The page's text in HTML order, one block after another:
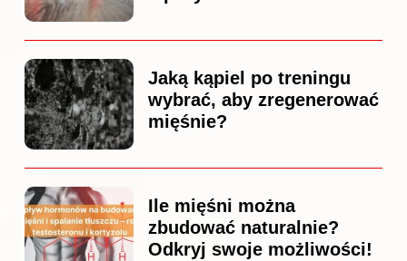
Jaką kąpiel po treningu
wybrać, aby zregenerować
mięśnie?
Ile mięśni można
zbudować naturalnie?
Odkryj swoje możliwości!